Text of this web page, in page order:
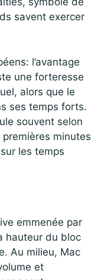
savent exercer
l’avantage
une forteresse
alors que le
ses temps forts.
souvent selon
minutes
les temps
emmenée par
hauteur du bloc
Au milieu, Mac
et